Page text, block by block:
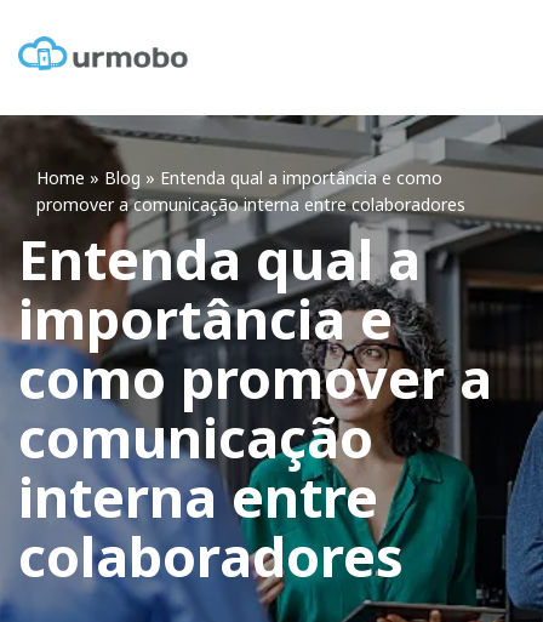
Home » Blog » Entenda qual a importância e como
promover a comunicação interna entre colaboradores
Entenda qual a
importância e
como promover a
comunicação
interna entre
colaboradores